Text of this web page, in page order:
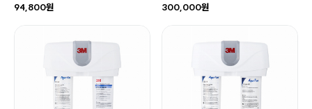
94,800원
300,000원